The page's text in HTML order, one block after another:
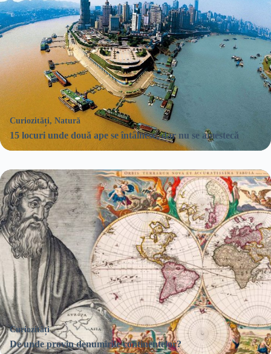
Curiozități, Natură
15 locuri unde două ape se întâlnesc, dar nu se amestecă
Curiozități
De unde provin denumirile continentelor?